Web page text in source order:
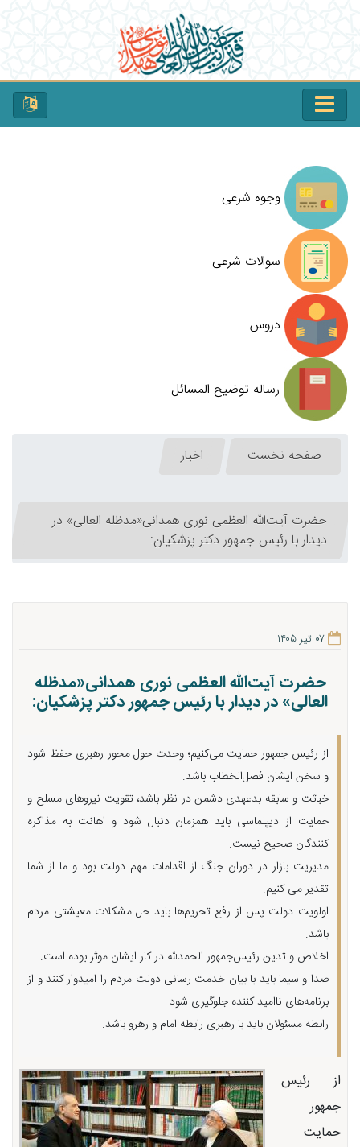
وجوه شرعی
سوالات شرعی
دروس
رساله توضیح المسائل
صفحه نخست اخبار
حضرت آیت‌الله العظمی نوری همدانی«مدظله العالی» در
دیدار با رئیس جمهور دکتر پزشکیان:
۰۷ تیر ۱۴۰۵
حضرت آیت‌الله العظمی نوری همدانی«مدظله
العالی» در دیدار با رئیس جمهور دکتر پزشکیان:
از رئیس جمهور حمایت می‌کنیم؛ وحدت حول محور رهبری حفظ شود
و سخن ایشان فصل‌الخطاب باشد.
خباثت و سابقه بدعهدی دشمن در نظر باشد، تقویت نیروهای مسلح و
حمایت از دیپلماسی باید همزمان دنبال شود و اهانت به مذاکره
کنندگان صحیح نیست.
مدیریت بازار در دوران جنگ از اقدامات مهم دولت بود و ما از شما
تقدیر می کنیم.
اولویت دولت پس از رفع تحریم‌ها باید حل مشکلات معیشتی مردم
باشد.
اخلاص و تدین رئیس‌جمهور الحمدللّه در کار ایشان موثر بوده است.
صدا و سیما باید با بیان خدمت رسانی دولت مردم را امیدوار کنند و از
برنامه‌های ناامید کننده جلوگیری شود.
رابطه مسئولان باید با رهبری رابطه امام و رهرو باشد.
از رئیس
جمهور
حمایت